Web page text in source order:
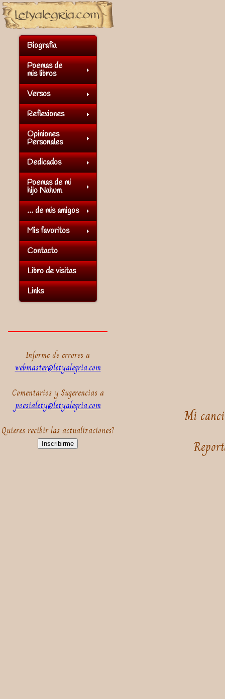
Biografía
Poemas de
mis libros
Versos
Reflexiones
Opiniones
Personales
Dedicados
Poemas de mi
hijo Nahum
... de mis amigos
Mis favoritos
Contacto
Libro de visitas
Links
Informe de errores a
webmaster@letyalegria.com
Comentarios y Sugerencias a
poesialety@letyalegria.com
Quieres recibir las actualizaciones?
Inscribirme
Mi